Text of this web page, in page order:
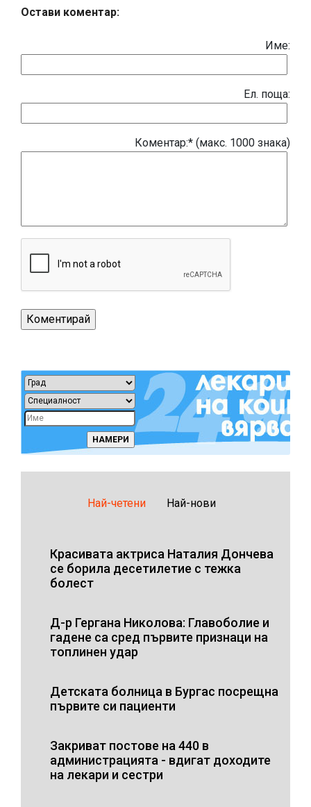
Остави коментар:
Име:
Eл. поща:
Коментар:* (макс. 1000 знака)
Най-четени Най-нови
Красивата актриса Наталия Дончева
се борила десетилетие с тежка
болест
Д-р Гергана Николова: Главоболие и
гадене са сред първите признаци на
топлинен удар
Детската болница в Бургас посрещна
първите си пациенти
Закриват постове на 440 в
администрацията - вдигат доходите
на лекари и сестри